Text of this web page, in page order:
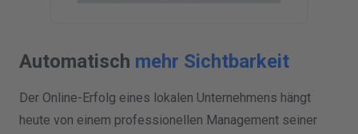
Automatisch mehr Sichtbarkeit
Der Online-Erfolg eines lokalen Unternehmens hängt
heute von einem professionellen Management seiner